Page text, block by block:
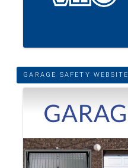
GARAGE SAFETY WEBSITE